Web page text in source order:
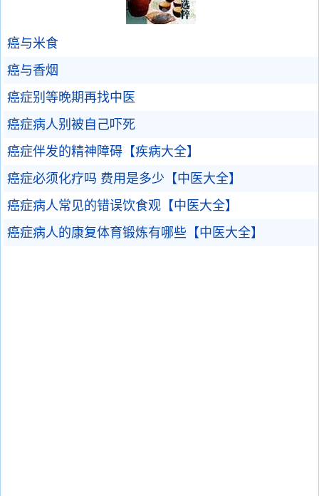
癌与米食
癌与香烟
癌症别等晚期再找中医
癌症病人别被自己吓死
癌症伴发的精神障碍【疾病大全】
癌症必须化疗吗 费用是多少【中医大全】
癌症病人常见的错误饮食观【中医大全】
癌症病人的康复体育锻炼有哪些【中医大全】